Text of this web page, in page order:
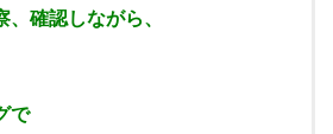
確認しながら、
で